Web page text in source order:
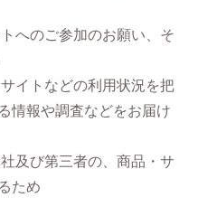
へのご参加のお願い、そ
イトなどの利用状況を把
情報や調査などをお届け
及び第三者の、商品・サ
ため